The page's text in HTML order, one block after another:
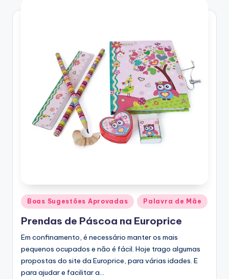
Posted
in
Boas Sugestões Aprovadas Palavra de Mãe
Prendas de Páscoa na Europrice
Em confinamento, é necessário manter os mais
pequenos ocupados e não é fácil. Hoje trago algumas
propostas do site da Europrice, para várias idades. E
para ajudar e facilitar a…